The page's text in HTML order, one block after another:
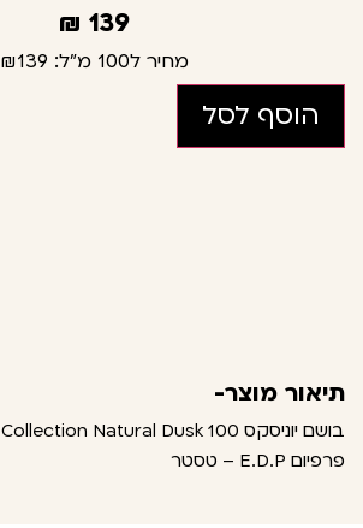
139
₪
מחיר ל100 מ"ל: ₪139
הוסף לסל
תיאור מוצר-
פרפיום E.D.P – טסטר